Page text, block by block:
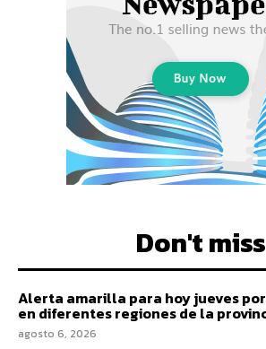
Don't miss
Alerta amarilla para hoy jueves
en diferentes regiones de la
agosto 6, 2026